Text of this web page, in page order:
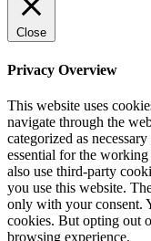
Close
Privacy Overview
This website uses
navigate through the
categorized as
essential for the
also use third-party
you use this website.
only with your consent.
cookies. But opting out
browsing experience.